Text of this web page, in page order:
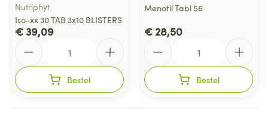
Nutriphyt
Iso-xx 30 TAB 3x10 BLISTERS
€ 39,09
Bestel
Menotil Tabl 56
€ 28,50
Bestel